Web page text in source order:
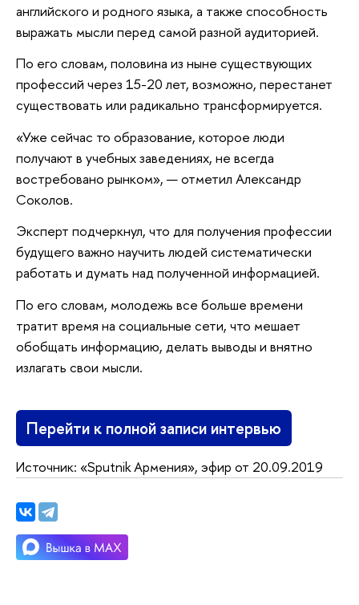
английского и родного языка, а также способность
выражать мысли перед самой разной аудиторией.
По его словам, половина из ныне существующих
профессий через 15-20 лет, возможно, перестанет
существовать или радикально трансформируется.
«Уже сейчас то образование, которое люди
получают в учебных заведениях, не всегда
востребовано рынком», — отметил Александр
Соколов.
Эксперт подчеркнул, что для получения профессии
будущего важно научить людей систематически
работать и думать над полученной информацией.
По его словам, молодежь все больше времени
тратит время на социальные сети, что мешает
обобщать информацию, делать выводы и внятно
излагать свои мысли.
Перейти к полной записи интервью
Источник: «Sputnik Армения», эфир от 20.09.2019